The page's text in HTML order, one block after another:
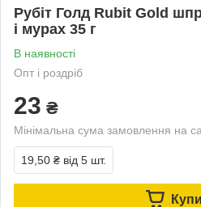
Рубіт Голд Rubit Gold
і мурах 35 г
В наявності
Опт і роздріб
23 ₴
Мінімальна сума замовлення на
19,50 ₴ від 5 шт.